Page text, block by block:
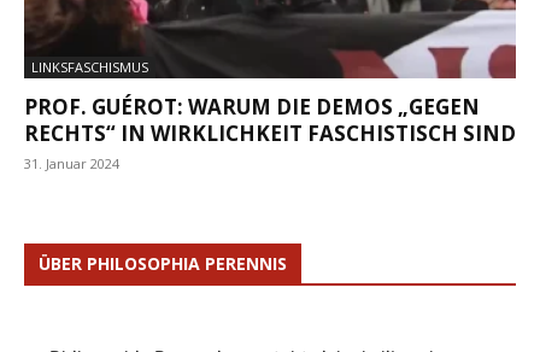
LINKSFASCHISMUS
PROF. GUÉROT: WARUM DIE DEMOS „GEGEN
RECHTS“ IN WIRKLICHKEIT FASCHISTISCH SIND
31. Januar 2024
ÜBER PHILOSOPHIA PERENNIS